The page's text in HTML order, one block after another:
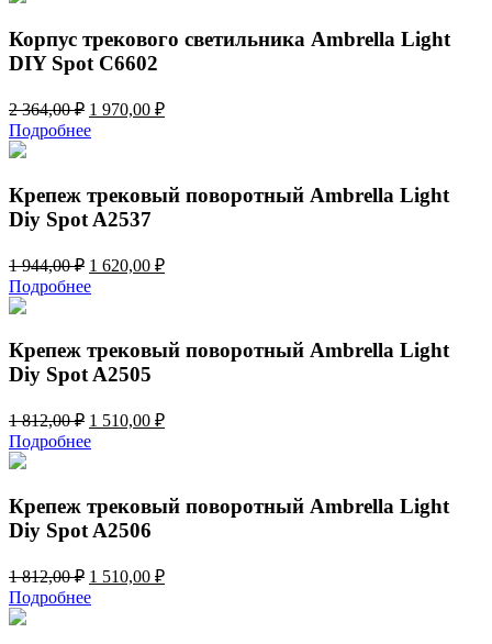
364,00 ₽.
Корпус трекового светильника Ambrella Light
DIY Spot C6602
2 364,00₽ Первоначальная
цена
составляла
1 970,00 ₽Текущая
Подробнее
Крепеж трековый поворотный Ambrella Light
Diy Spot A2537
1 944,00₽ Первоначальная
цена
составляла
944,00 ₽.
1 620,00 ₽Текущая
Подробнее
Крепеж трековый поворотный Ambrella Light
Diy Spot A2505
1 812,00₽ Первоначальная
цена
составляла
1 510,00 ₽Текущая
Подробнее
Крепеж трековый поворотный Ambrella Light
Diy Spot A2506
1 812,00₽ Первоначальная
цена
составляла
1 510,00 ₽Текущая
Подробнее